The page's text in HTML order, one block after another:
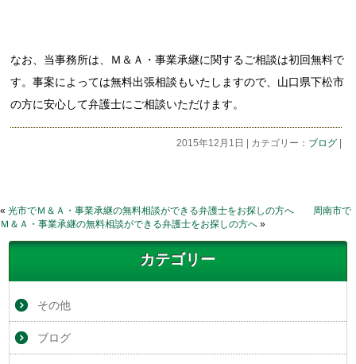
なお、当事務所は、Ｍ＆Ａ・事業承継に関するご相談は初回無料で
す。事案によっては無料出張相談もいたしますので、山口県下松市
の方に安心して弁護士にご相談いただけます。
2015年12月1日 | カテゴリー： ブログ
« 光市でＭ＆Ａ・事業承継の無料相談ができる弁護士をお探しの方へ
周南市で
Ｍ＆Ａ・事業承継の無料相談ができる弁護士をお探しの方へ »
カテゴリー
その他
ブログ